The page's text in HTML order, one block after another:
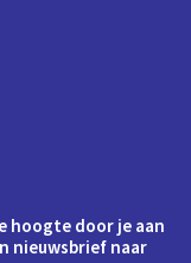
hoogte door je aan
nieuwsbrief naar